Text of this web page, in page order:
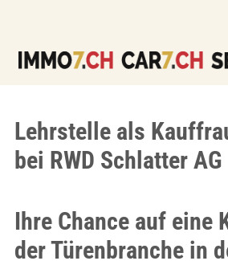
Lehrstelle als
bei RWD Schlatter AG
Ihre Chance auf eine
der Türenbranche in